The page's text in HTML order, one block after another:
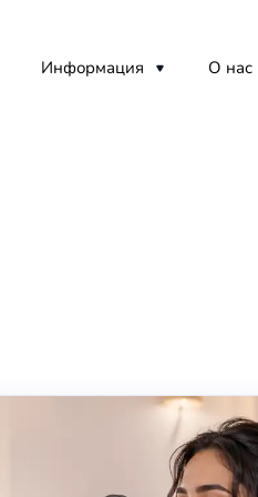
Информация О нас